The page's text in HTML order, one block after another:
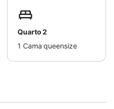
Quarto 2
1 Cama queensize